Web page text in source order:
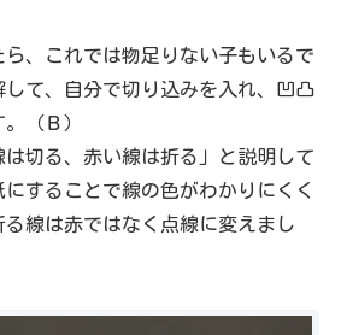
、これでは物足りない子もいるで
して、自分で切り込みを入れ、凹凸
（Ｂ）
切る、赤い線は折る」と説明して
することで線の色がわかりにくく
線は赤ではなく点線に変えまし